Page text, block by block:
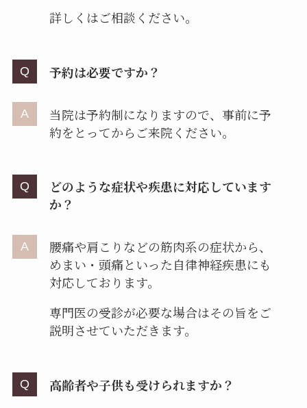
詳しくはご相談ください。
予約は必要ですか？
当院は予約制になりますので、事前に予
約をとってからご来院ください。
どのような症状や疾患に対応しています
か？
腰痛や肩こりなどの筋肉系の症状から、
めまい・頭痛といった自律神経疾患にも
対応しております。
専門医の受診が必要な場合はその旨をご
説明させていただきます。
高齢者や子供も受けられますか？